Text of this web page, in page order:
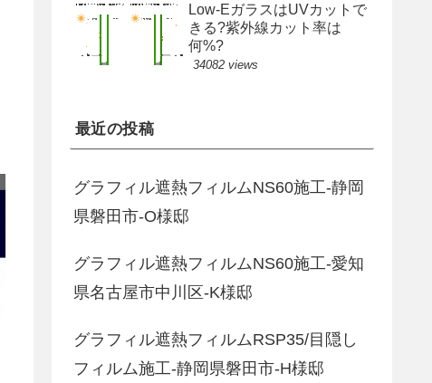
Low-EガラスはUVカットで
きる?紫外線カット率は
何%?
34082 views
最近の投稿
グラフィル遮熱フィルムNS60施工-静岡
県磐田市-O様邸
グラフィル遮熱フィルムNS60施工-愛知
県名古屋市中川区-K様邸
グラフィル遮熱フィルムRSP35/目隠し
フィルム施工-静岡県磐田市-H様邸